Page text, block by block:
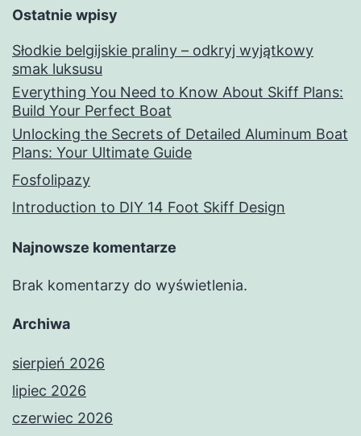
Ostatnie wpisy
Słodkie belgijskie praliny – odkryj wyjątkowy
smak luksusu
Everything You Need to Know About Skiff Plans:
Build Your Perfect Boat
Unlocking the Secrets of Detailed Aluminum Boat
Plans: Your Ultimate Guide
Fosfolipazy
Introduction to DIY 14 Foot Skiff Design
Najnowsze komentarze
Brak komentarzy do wyświetlenia.
Archiwa
sierpień 2026
lipiec 2026
czerwiec 2026